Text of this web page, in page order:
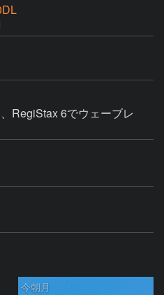
RegiStax 6でウェーブレ
今朝月